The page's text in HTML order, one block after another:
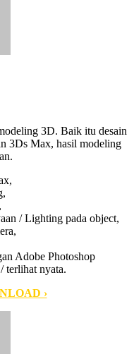
3D. Baik itu desain
3Ds Max, hasil modeling
/ Lighting pada object,
Adobe Photoshop
terlihat nyata.
›